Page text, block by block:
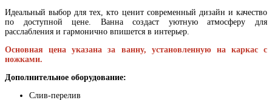
Идеальный выбор для тех, кто ценит современный дизайн и качество
по доступной цене. Ванна создаст уютную атмосферу для
расслабления и гармонично впишется в интерьер.
Основная цена указана за ванну, установленную на каркас с
ножками.
Дополнительное оборудование:
Слив-перелив